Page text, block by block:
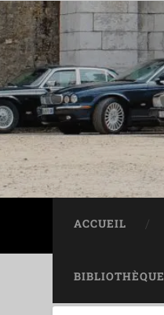
ACCUEIL
BIBLIOTHÈQUE